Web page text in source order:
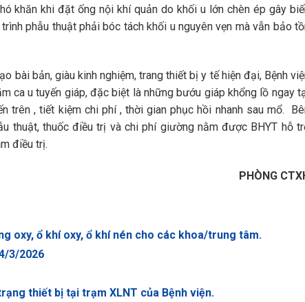
khăn khi đặt ống nội khí quản do khối u lớn chèn ép gây
phẫu thuật phải bóc tách khối u nguyên vẹn mà vẫn bảo
bản, giàu kinh nghiệm, trang thiết bị y tế hiện đại, Bệnh
ca u tuyến giáp, đặc biệt là những bướu giáp khổng lồ ngay
trên , tiết kiệm chi phí , thời gian phục hồi nhanh sau mổ.
thuật, thuốc điều trị và chi phí giường nằm được BHYT hỗ
điều trị.
PHÒNG
oxy, ổ khí oxy, ổ khí nén cho các khoa/trung tâm.
3/2026
thiết bị tại trạm XLNT của Bệnh viện.